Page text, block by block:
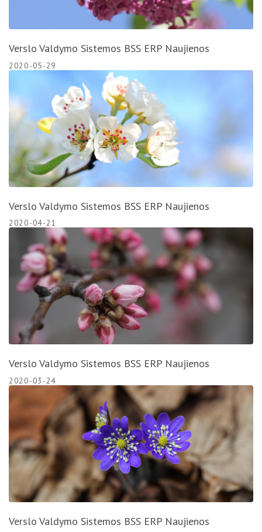
Verslo Valdymo Sistemos BSS ERP Naujienos
2020-05-29
Verslo Valdymo Sistemos BSS ERP Naujienos
2020-04-21
Verslo Valdymo Sistemos BSS ERP Naujienos
2020-03-24
Verslo Valdymo Sistemos BSS ERP Naujienos